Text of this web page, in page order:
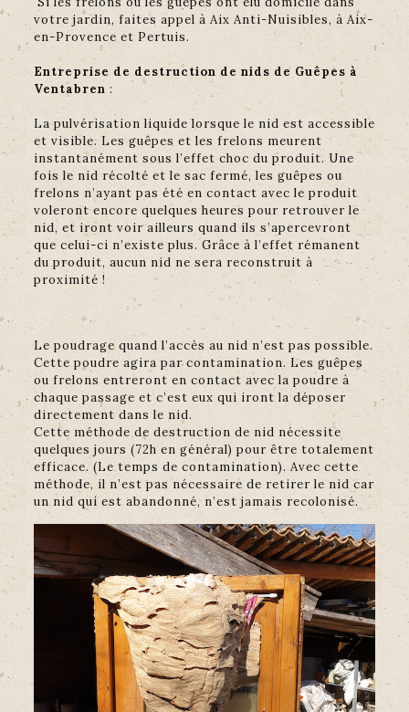
votre jardin, faites appel à Aix Anti-Nuisibles, à Aix-
en-Provence et Pertuis.
Entreprise de destruction de nids de Guêpes à
Ventabren :
La pulvérisation liquide lorsque le nid est accessible
et visible. Les guêpes et les frelons meurent
instantanément sous l’effet choc du produit. Une
fois le nid récolté et le sac fermé, les guêpes ou
frelons n’ayant pas été en contact avec le produit
voleront encore quelques heures pour retrouver le
nid, et iront voir ailleurs quand ils s’apercevront
que celui-ci n’existe plus. Grâce à l’effet rémanent
du produit, aucun nid ne sera reconstruit à
proximité !
Le poudrage quand l’accès au nid n’est pas possible.
Cette poudre agira par contamination. Les guêpes
ou frelons entreront en contact avec la poudre à
chaque passage et c’est eux qui iront la déposer
directement dans le nid.
Cette méthode de destruction de nid nécessite
quelques jours (72h en général) pour être totalement
efficace. (Le temps de contamination). Avec cette
méthode, il n’est pas nécessaire de retirer le nid car
un nid qui est abandonné, n’est jamais recolonisé.